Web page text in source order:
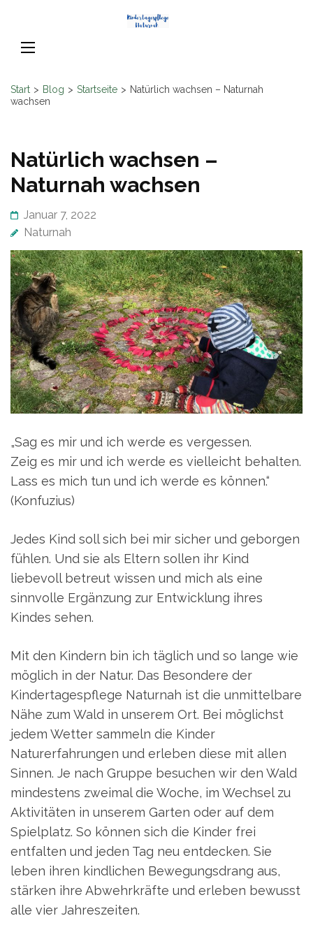
content
Enter)
Start > Blog > Startseite > Natürlich wachsen – Naturnah
wachsen
Natürlich wachsen –
Naturnah wachsen
Januar 7, 2022
Naturnah
„Sag es mir und ich werde es vergessen.
Zeig es mir und ich werde es vielleicht behalten.
Lass es mich tun und ich werde es können.“
(Konfuzius)
Jedes Kind soll sich bei mir sicher und geborgen
fühlen. Und sie als Eltern sollen ihr Kind
liebevoll betreut wissen und mich als eine
sinnvolle Ergänzung zur Entwicklung ihres
Kindes sehen.
Mit den Kindern bin ich täglich und so lange wie
möglich in der Natur. Das Besondere der
Kindertagespflege Naturnah ist die unmittelbare
Nähe zum Wald in unserem Ort. Bei möglichst
jedem Wetter sammeln die Kinder
Naturerfahrungen und erleben diese mit allen
Sinnen. Je nach Gruppe besuchen wir den Wald
mindestens zweimal die Woche, im Wechsel zu
Aktivitäten in unserem Garten oder auf dem
Spielplatz. So können sich die Kinder frei
entfalten und jeden Tag neu entdecken. Sie
leben ihren kindlichen Bewegungsdrang aus,
stärken ihre Abwehrkräfte und erleben bewusst
alle vier Jahreszeiten.